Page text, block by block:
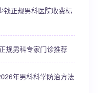
钱正规男科医院收费标
规男科专家门诊推荐
年男科科学防治方法